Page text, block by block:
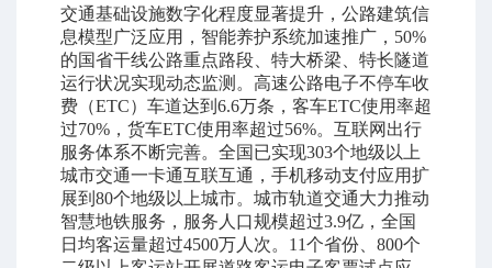
交通基础设施数字化程度显著提升，公路建筑信
息模型广泛应用，智能养护系统加速推广，50%
的国省干线公路重点路段、特大桥梁、特长隧道
运行状况实现动态监测。高速公路电子不停车收
费（ETC）车道达到6.6万条，客车ETC使用率超
过70%，货车ETC使用率超过56%。互联网出行
服务体系不断完善。全国已实现303个地级以上
城市交通一卡通互联互通，手机移动支付应用扩
展到80个地级以上城市。城市轨道交通大力推动
智慧地铁服务，服务人口规模超过3.9亿，全国
日均客运量超过4500万人次。11个省份、800个